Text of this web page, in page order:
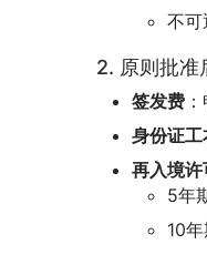
不可
2. 原则批准
签发费
身份证工
再入境许
5年
10